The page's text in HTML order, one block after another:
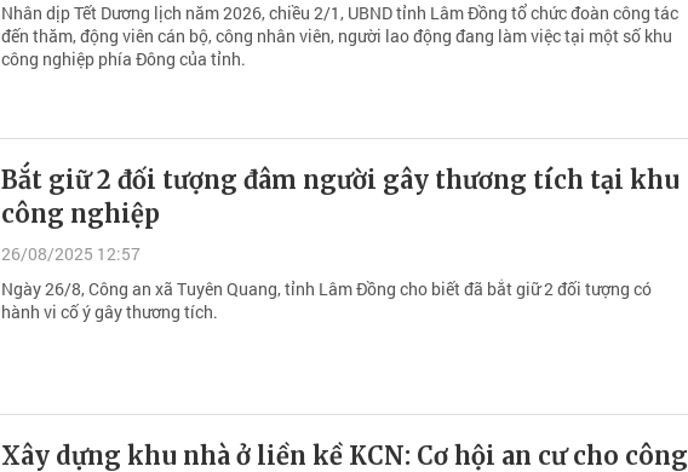
Nhân dịp Tết Dương lịch năm 2026, chiều 2/1, UBND tỉnh Lâm Đồng tổ chức đoàn công tác
đến thăm, động viên cán bộ, công nhân viên, người lao động đang làm việc tại một số khu
công nghiệp phía Đông của tỉnh.
Bắt giữ 2 đối tượng đâm người gây thương tích tại khu
công nghiệp
26/08/2025 12:57
Ngày 26/8, Công an xã Tuyên Quang, tỉnh Lâm Đồng cho biết đã bắt giữ 2 đối tượng có
hành vi cố ý gây thương tích.
Xây dựng khu nhà ở liền kề KCN: Cơ hội an cư cho công